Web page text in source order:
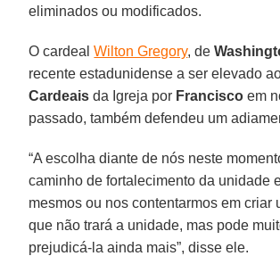
eliminados ou modificados.
O cardealWilton Gregory, de
recente estadunidense a ser elevado
Cardeais da Igreja por Francisco em
passado, também defendeu um
“A escolha diante de nós neste
caminho de fortalecimento da unidade
mesmos ou nos contentarmos em criar
que não trará a unidade, mas pode
prejudicá-la ainda mais”, disse ele.